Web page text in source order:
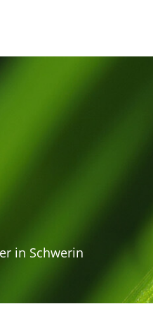
in Schwerin